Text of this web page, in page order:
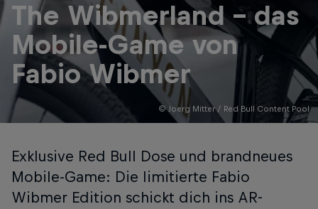
© Joerg Mitter / Red Bull Content Pool
The Wibmerland – das
Mobile-Game von
Fabio Wibmer
Exklusive Red Bull Dose und brandneues
Mobile-Game: Die limitierte Fabio
Wibmer Edition schickt dich ins AR-